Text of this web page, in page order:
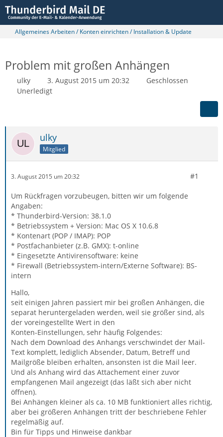
Allgemeines Arbeiten / Konten einrichten / Installation & Update
Problem mit großen Anhängen
ulky 3. August 2015 um 20:32
Geschlossen
Unerledigt
ulky
Mitglied
3. August 2015 um 20:32 #1
Um Rückfragen vorzubeugen, bitten wir um folgende
Angaben:
* Thunderbird-Version: 38.1.0
* Betriebssystem + Version: Mac OS X 10.6.8
* Kontenart (POP / IMAP): POP
* Postfachanbieter (z.B. GMX): t-online
* Eingesetzte Antivirensoftware: keine
* Firewall (Betriebssystem-intern/Externe Software): BS-
intern
Hallo,
seit einigen Jahren passiert mir bei großen Anhängen, die
separat heruntergeladen werden, weil sie größer sind, als
der voreingestellte Wert in den
Konten-Einstellungen, sehr häufig Folgendes:
Nach dem Download des Anhangs verschwindet der Mail-
Text komplett, lediglich Absender, Datum, Betreff und
Mailgröße bleiben erhalten, ansonsten ist die Mail leer.
Und als Anhang wird das Attachement einer zuvor
empfangenen Mail angezeigt (das läßt sich aber nicht
öffnen).
Bei Anhängen kleiner als ca. 10 MB funktioniert alles richtig,
aber bei größeren Anhängen tritt der beschriebene Fehler
regelmäßig auf.
Bin für Tipps und Hinweise dankbar